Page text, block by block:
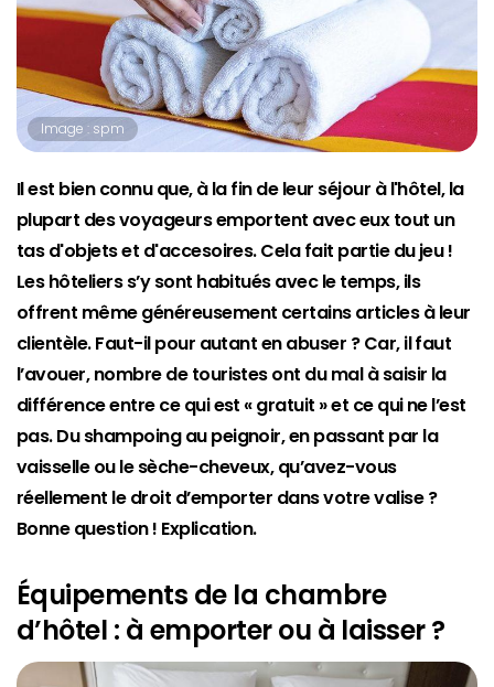
Image : spm
Il est bien connu que, à la fin de leur séjour à l'hôtel, la
plupart des voyageurs emportent avec eux tout un
tas d'objets et d'accesoires. Cela fait partie du jeu !
Les hôteliers s’y sont habitués avec le temps, ils
offrent même généreusement certains articles à leur
clientèle. Faut-il pour autant en abuser ? Car, il faut
l’avouer, nombre de touristes ont du mal à saisir la
différence entre ce qui est « gratuit » et ce qui ne l’est
pas. Du shampoing au peignoir, en passant par la
vaisselle ou le sèche-cheveux, qu’avez-vous
réellement le droit d’emporter dans votre valise ?
Bonne question ! Explication.
Équipements de la chambre
d’hôtel : à emporter ou à laisser ?